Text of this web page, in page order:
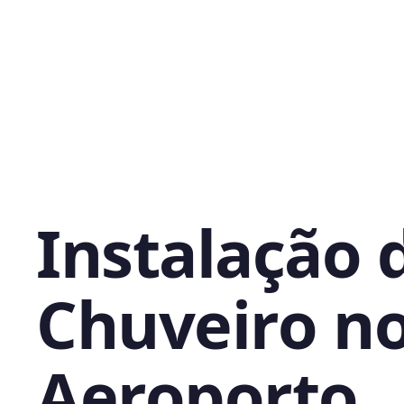
Instalação
Chuveiro